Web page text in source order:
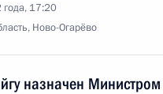
17:20
Ново-Огарёво
назначен